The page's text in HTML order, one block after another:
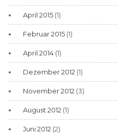
April 2015 (1)
Februar 2015 (1)
April 2014 (1)
Dezember 2012 (1)
November 2012 (3)
August 2012 (1)
Juni 2012 (2)